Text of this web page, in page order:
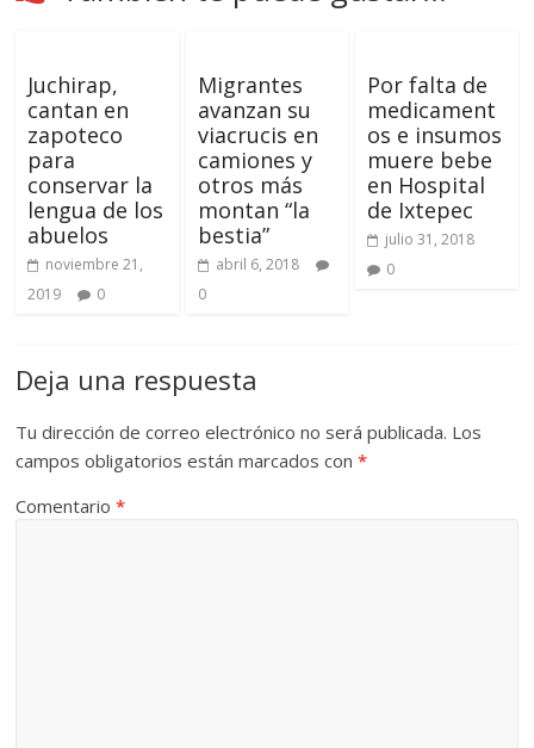
Juchirap,
cantan en
zapoteco
para
conservar la
lengua de los
abuelos
noviembre 21,
2019
0
Migrantes
avanzan su
viacrucis en
camiones y
otros más
montan “la
bestia”
abril 6, 2018
0
Por falta de
medicament
os e insumos
muere bebe
en Hospital
de Ixtepec
julio 31, 2018
0
Deja una respuesta
Tu dirección de correo electrónico no será publicada. Los
campos obligatorios están marcados con*
Comentario*